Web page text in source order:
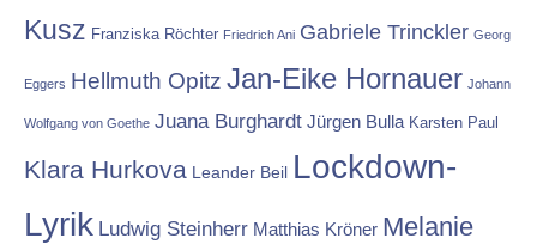
Kusz Franziska Röchter Friedrich Ani Gabriele Trinckler Georg
Eggers Hellmuth Opitz Jan-Eike Hornauer Johann
Wolfgang von Goethe Juana Burghardt Jürgen Bulla Karsten Paul
Klara Hurkova Leander Beil Lockdown-
Lyrik Ludwig Steinherr Matthias Kröner Melanie